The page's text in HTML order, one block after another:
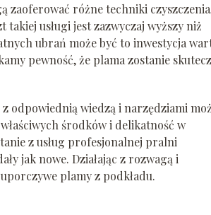
zaoferować różne techniki
usługi jest zazwyczaj wyższy niż
ubrań może być to inwestycja
pewność, że plama zostanie
odpowiednią wiedzą i narzędziami
środków i delikatność w
z usług profesjonalnej pralni
jak nowe. Działając z rozwagą i
plamy z podkładu.